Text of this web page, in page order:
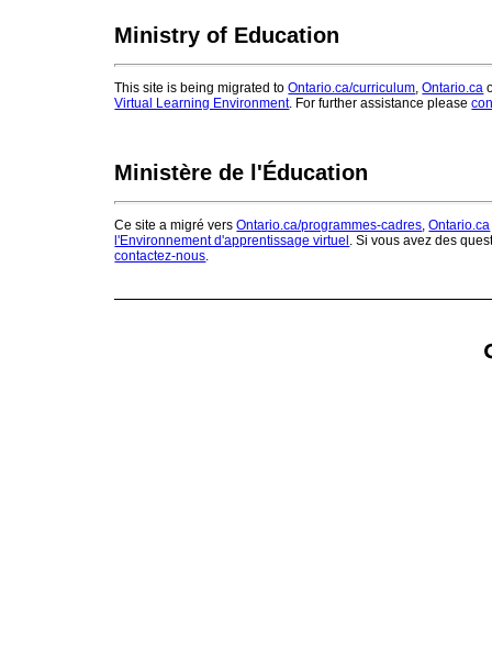
Ministry of Education
This site is being migrated toOntario.ca/curriculum ,Ontario.ca
Virtual Learning Environment. For further assistance please
Ministère de l'Éducation
Ce site a migré versOntario.ca/programmes-cadres ,Ontario.ca
l'Environnement d'apprentissage virtuel . Si vous avez des
contactez-nous